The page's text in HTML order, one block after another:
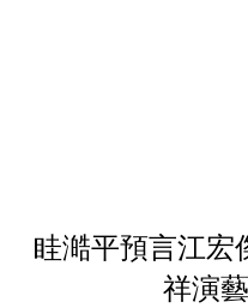
眭澔平預言江
祥演